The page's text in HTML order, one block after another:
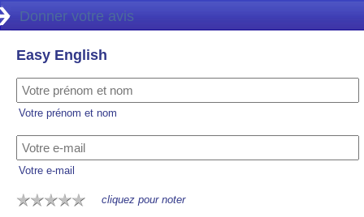
Donner votre avis
Easy English
Votre prénom et nom
Votre e-mail
cliquez pour noter